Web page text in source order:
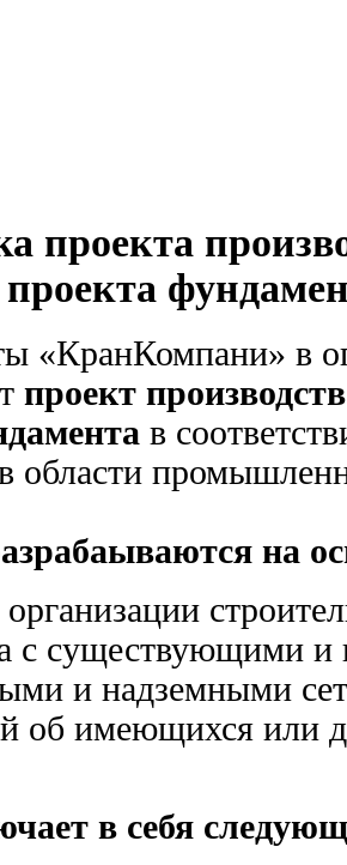
проекта
«КранКомпани» в
проект
в
области
на
с существующими и
и надземными
об имеющихся или
в себя